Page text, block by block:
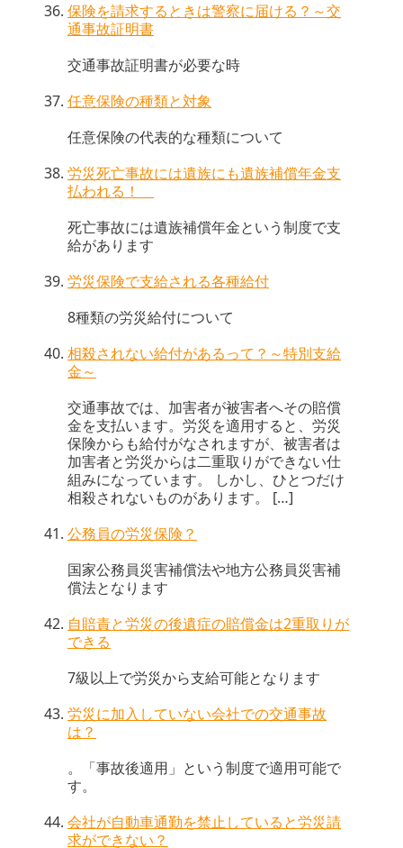
保険を請求するときは警察に届ける？～交
通事故証明書
交通事故証明書が必要な時
任意保険の種類と対象
任意保険の代表的な種類について
労災死亡事故には遺族にも遺族補償年金支
払われる！
死亡事故には遺族補償年金という制度で支
給があります
労災保険で支給される各種給付
8種類の労災給付について
相殺されない給付があるって？～特別支給
金～
交通事故では、加害者が被害者へその賠償
金を支払います。労災を適用すると、労災
保険からも給付がなされますが、被害者は
加害者と労災からは二重取りができない仕
組みになっています。 しかし、ひとつだけ
相殺されないものがあります。 […]
公務員の労災保険？
国家公務員災害補償法や地方公務員災害補
償法となります
自賠責と労災の後遺症の賠償金は2重取りが
できる
7級以上で労災から支給可能となります
労災に加入していない会社での交通事故
は？
。「事故後適用」という制度で適用可能で
す。
会社が自動車通勤を禁止していると労災請
求ができない？